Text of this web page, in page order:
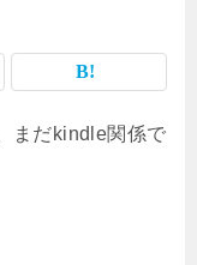
まだkindle関係で